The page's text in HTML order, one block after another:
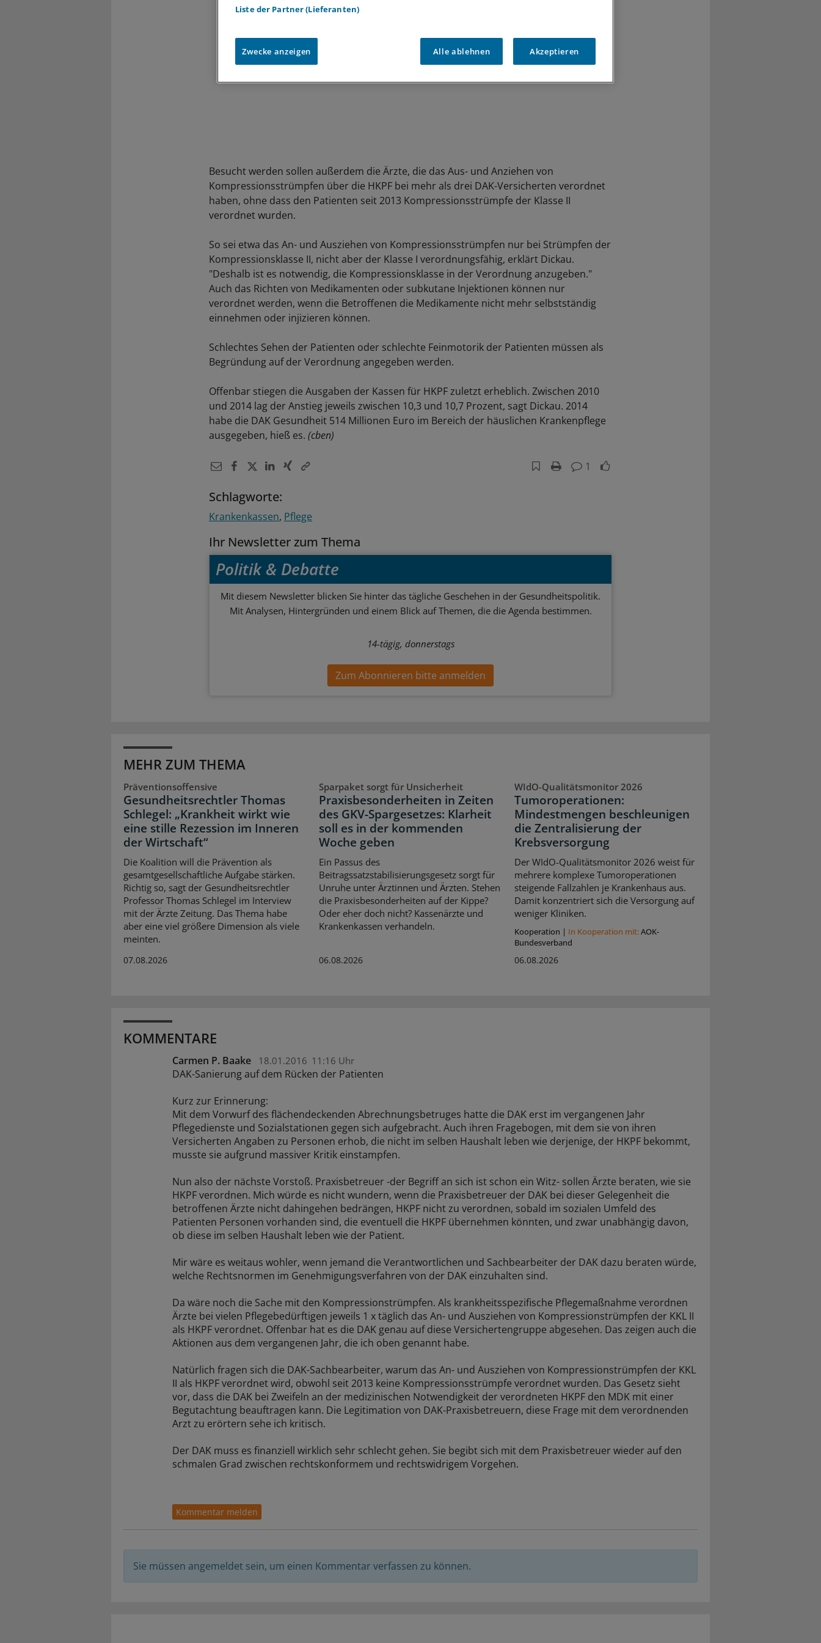
Besucht werden sollen außerdem die Ärzte, die das Aus- und Anziehen von
Kompressionsstrümpfen über die HKPF bei mehr als drei DAK-Versicherten verordnet
haben, ohne dass den Patienten seit 2013 Kompressionsstrümpfe der Klasse II
verordnet wurden.
So sei etwa das An- und Ausziehen von Kompressionsstrümpfen nur bei Strümpfen der
Kompressionsklasse II, nicht aber der Klasse I verordnungsfähig, erklärt Dickau.
"Deshalb ist es notwendig, die Kompressionsklasse in der Verordnung anzugeben."
Auch das Richten von Medikamenten oder subkutane Injektionen können nur
verordnet werden, wenn die Betroffenen die Medikamente nicht mehr selbstständig
einnehmen oder injizieren können.
Schlechtes Sehen der Patienten oder schlechte Feinmotorik der Patienten müssen als
Begründung auf der Verordnung angegeben werden.
Offenbar stiegen die Ausgaben der Kassen für HKPF zuletzt erheblich. Zwischen 2010
und 2014 lag der Anstieg jeweils zwischen 10,3 und 10,7 Prozent, sagt Dickau. 2014
habe die DAK Gesundheit 514 Millionen Euro im Bereich der häuslichen Krankenpflege
ausgegeben, hieß es. (cben)
1
Schlagworte:
Krankenkassen Pflege
Ihr Newsletter zum Thema
Politik & Debatte
Mit diesem Newsletter blicken Sie hinter das tägliche Geschehen in der Gesundheitspolitik.
Mit Analysen, Hintergründen und einem Blick auf Themen, die die Agenda bestimmen.
14-tägig, donnerstags
Zum Abonnieren bitte anmelden
MEHR ZUM THEMA
Präventionsoffensive
Gesundheitsrechtler Thomas
Schlegel: „Krankheit wirkt wie
eine stille Rezession im Inneren
der Wirtschaft“
Die Koalition will die Prävention als
gesamtgesellschaftliche Aufgabe stärken.
Richtig so, sagt der Gesundheitsrechtler
Professor Thomas Schlegel im Interview
mit der Ärzte Zeitung. Das Thema habe
aber eine viel größere Dimension als viele
meinten.
07.08.2026
Sparpaket sorgt für Unsicherheit
Praxisbesonderheiten in Zeiten
des GKV-Spargesetzes: Klarheit
soll es in der kommenden
Woche geben
Ein Passus des
Beitragssatzstabilisierungsgesetz sorgt für
Unruhe unter Ärztinnen und Ärzten. Stehen
die Praxisbesonderheiten auf der Kippe?
Oder eher doch nicht? Kassenärzte und
Krankenkassen verhandeln.
06.08.2026
WIdO-Qualitätsmonitor 2026
Tumoroperationen:
Mindestmengen beschleunigen
die Zentralisierung der
Krebsversorgung
Der WIdO-Qualitätsmonitor 2026 weist für
mehrere komplexe Tumoroperationen
steigende Fallzahlen je Krankenhaus aus.
Damit konzentriert sich die Versorgung auf
weniger Kliniken.
Kooperation | In Kooperation mit:AOK-
Bundesverband
06.08.2026
KOMMENTARE
Carmen P. Baake 18.01.2016 11:16 Uhr
DAK-Sanierung auf dem Rücken der Patienten
Kurz zur Erinnerung:
Mit dem Vorwurf des flächendeckenden Abrechnungsbetruges hatte die DAK erst im vergangenen Jahr
Pflegedienste und Sozialstationen gegen sich aufgebracht. Auch ihren Fragebogen, mit dem sie von ihren
Versicherten Angaben zu Personen erhob, die nicht im selben Haushalt leben wie derjenige, der HKPF bekommt,
musste sie aufgrund massiver Kritik einstampfen.
Nun also der nächste Vorstoß. Praxisbetreuer -der Begriff an sich ist schon ein Witz- sollen Ärzte beraten, wie sie
HKPF verordnen. Mich würde es nicht wundern, wenn die Praxisbetreuer der DAK bei dieser Gelegenheit die
betroffenen Ärzte nicht dahingehen bedrängen, HKPF nicht zu verordnen, sobald im sozialen Umfeld des
Patienten Personen vorhanden sind, die eventuell die HKPF übernehmen könnten, und zwar unabhängig davon,
ob diese im selben Haushalt leben wie der Patient.
Mir wäre es weitaus wohler, wenn jemand die Verantwortlichen und Sachbearbeiter der DAK dazu beraten würde,
welche Rechtsnormen im Genehmigungsverfahren von der DAK einzuhalten sind.
Da wäre noch die Sache mit den Kompressionstrümpfen. Als krankheitsspezifische Pflegemaßnahme verordnen
Ärzte bei vielen Pflegebedürftigen jeweils 1 x täglich das An- und Ausziehen von Kompressionstrümpfen der KKL II
als HKPF verordnet. Offenbar hat es die DAK genau auf diese Versichertengruppe abgesehen. Das zeigen auch die
Aktionen aus dem vergangenen Jahr, die ich oben genannt habe.
Natürlich fragen sich die DAK-Sachbearbeiter, warum das An- und Ausziehen von Kompressionstrümpfen der KKL
II als HKPF verordnet wird, obwohl seit 2013 keine Kompressionsstrümpfe verordnet wurden. Das Gesetz sieht
vor, dass die DAK bei Zweifeln an der medizinischen Notwendigkeit der verordneten HKPF den MDK mit einer
Begutachtung beauftragen kann. Die Legitimation von DAK-Praxisbetreuern, diese Frage mit dem verordnenden
Arzt zu erörtern sehe ich kritisch.
Der DAK muss es finanziell wirklich sehr schlecht gehen. Sie begibt sich mit dem Praxisbetreuer wieder auf den
schmalen Grad zwischen rechtskonformem und rechtswidrigem Vorgehen.
Sie müssen angemeldet sein, um einen Kommentar verfassen zu können.
Liste der Partner (Lieferanten)
Zwecke anzeigen Alle ablehnen Akzeptieren